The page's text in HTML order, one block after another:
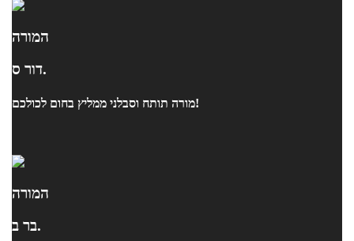
המורה
דור ס.
מורה תותח וסבלני ממליץ בחום לכולכם!
המורה
בר ב.